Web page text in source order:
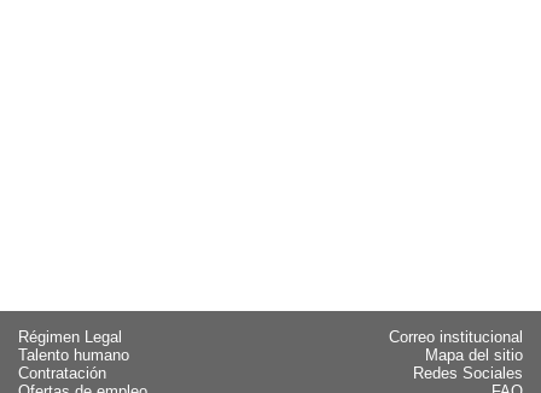
Régimen Legal
Talento humano
Contratación
Correo institucional
Mapa del sitio
Redes Sociales